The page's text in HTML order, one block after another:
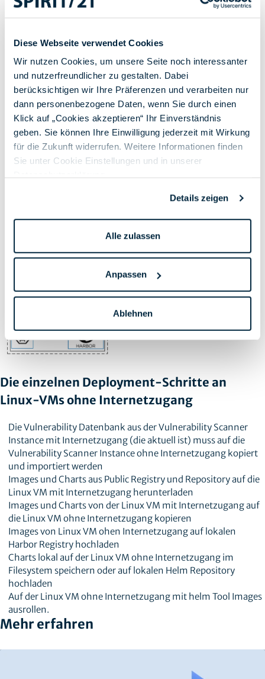
Diese Webseite verwendet Cookies
Wir nutzen Cookies, um unsere Seite noch interessanter
und nutzerfreundlicher zu gestalten. Dabei
berücksichtigen wir Ihre Präferenzen und verarbeiten nur
dann personenbezogene Daten, wenn Sie durch einen
Klick auf „Cookies akzeptieren“ Ihr Einverständnis
geben. Sie können Ihre Einwilligung jederzeit mit Wirkung
für die Zukunft widerrufen. Weitere Informationen finden
Sie unter Cookie Einstellungen und in unserer
Details zeigen
Alle zulassen
Anpassen
Ablehnen
Images und Charts von Public Registry und Repository auf
Linux VM herunterladen
Charts lokal auf Linux VM - Filesystem speichern oder auf
lokalen Helm Repository hochladen
Aus Linux VM mit helm Tool Images ausrollen
Die einzelnen Deployment-Schritte an
Linux-VMs ohne Internetzugang
Die Vulnerability Datenbank aus der Vulnerability Scanner
Instance mit Internetzugang (die aktuell ist) muss auf die
Vulnerability Scanner Instance ohne Internetzugang kopiert
und importiert werden
Images und Charts aus Public Registry und Repository auf die
Linux VM mit Internetzugang herunterladen
Images und Charts von der Linux VM mit Internetzugang auf
die Linux VM ohne Internetzugang kopieren
Images von Linux VM ohen Internetzugang auf lokalen
Harbor Registry hochladen
Charts lokal auf der Linux VM ohne Internetzugang im
Filesystem speichern oder auf lokalen Helm Repository
hochladen
Auf der Linux VM ohne Internetzugang mit helm Tool Images
ausrollen.
Mehr erfahren